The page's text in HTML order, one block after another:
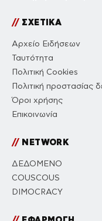
//ΣΧΕΤΙΚΑ
Αρχείο Ειδήσεων
Ταυτότητα
Πολιτική Cookies
Πολιτική προστασίας
Όροι χρήσης
Επικοινωνία
//NETWORK
ΔΕΔΟΜΕΝΟ
COUSCOUS
DIMOCRACY